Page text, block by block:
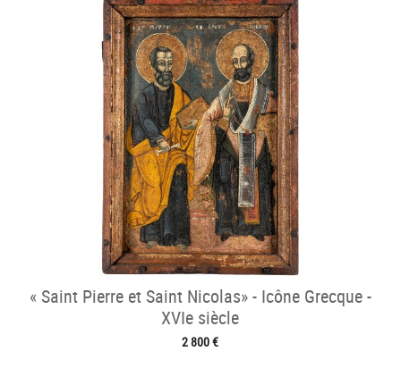
« Saint Pierre et Saint Nicolas» - Icône Grecque -
XVIe siècle
2 800 €